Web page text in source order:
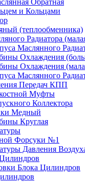
и Кольцами
(теплообменника)
Радиатора
Маслянного
Охлаждения
Охлаждения
Маслянного
Передач КПП
Муфты
Коллектора
Медный
Круглая
Форсуки №1
Давления
Блока Цилиндров